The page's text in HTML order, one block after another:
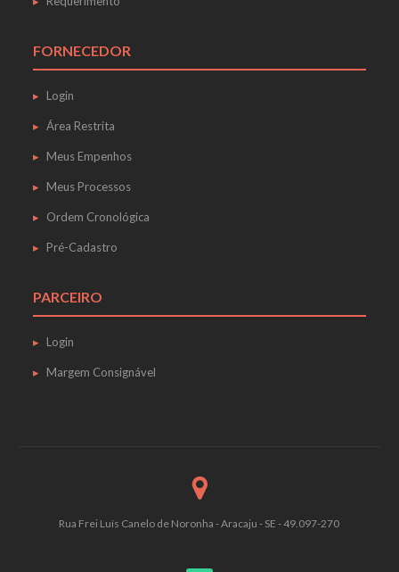
FORNECEDOR
Login
Área Restrita
Meus Empenhos
Meus Processos
Ordem Cronológica
Pré-Cadastro
PARCEIRO
Login
Margem Consignável
Rua Frei Luís Canelo de Noronha - Aracaju - SE - 49.097-270